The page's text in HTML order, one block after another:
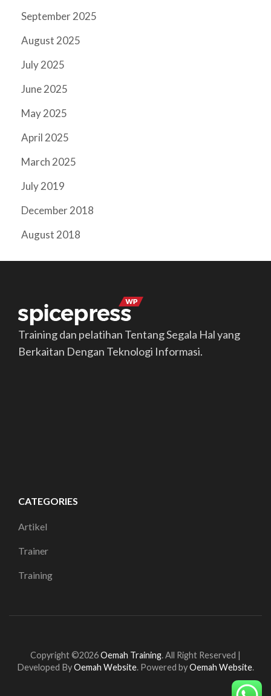
September 2025
August 2025
July 2025
June 2025
May 2025
April 2025
March 2025
July 2019
December 2018
August 2018
Training dan pelatihan Tentang Segala Hal yang
Berkaitan Dengan Teknologi Informasi.
CATEGORIES
Artikel
Trainer
Training
Copyright ©2026Oemah Training.All Right Reserved |
Developed ByOemah Website. Powered byOemah Website.